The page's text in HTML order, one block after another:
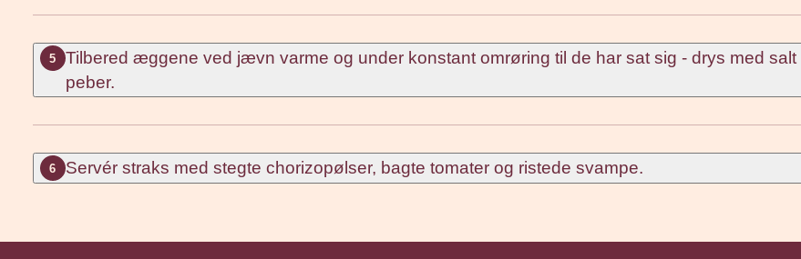
5
Tilbered æggene ved jævn varme og under konstant omrøring til de har sat sig - drys med salt
peber.
6 Servér straks med stegte chorizopølser, bagte tomater og ristede svampe.